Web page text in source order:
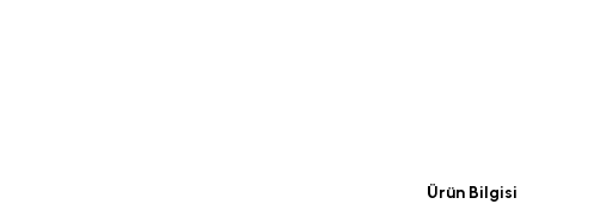
Ürün Bilgisi